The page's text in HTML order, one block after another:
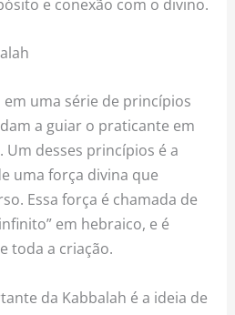
em uma série de princípios
a guiar o praticante em
desses princípios é a
uma força divina que
Essa força é chamada de
em hebraico, e é
toda a criação.
da Kabbalah é a ideia de